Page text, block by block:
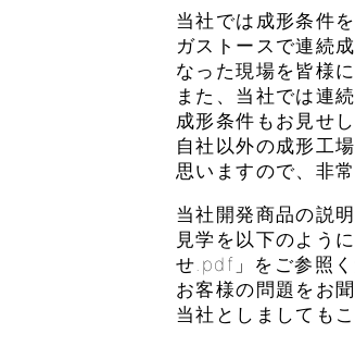
当社では成形条件
ガストースで連続
なった現場を皆様
また、当社では連
成形条件もお見せし
自社以外の成形工
思いますので、非
当社開発商品の説
見学を以下のよう
せ.pdf」をご参照く
お客様の問題をお
当社としましても